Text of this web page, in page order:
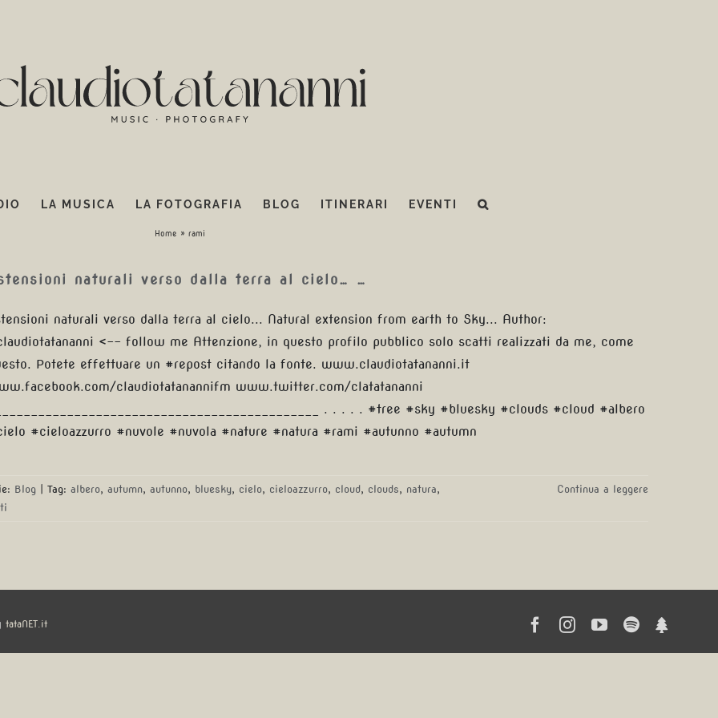
LA MUSICA LA FOTOGRAFIA BLOG ITINERARI EVENTI
rami
Home » rami
naturali verso dalla terra al cielo… …
naturali verso dalla terra al cielo... Natural extension from earth to Sky... Author:
<-- follow me Attenzione, in questo profilo pubblico solo scatti realizzati da me, come
Potete effettuare un #repost citando la fonte. www.claudiotatananni.it
claudiotatanannifm www.twitter.com/clatatananni
. . . . . #tree #sky #bluesky #clouds #cloud #albero
#cieloazzurro #nuvole #nuvola #nature #natura #rami #autunno #autumn
Blog Tag: albero, autumn, autunno, bluesky, cielo, cieloazzurro, cloud, clouds, natura,
Continua a leggere
tataNET.it Facebook
Instagram
YouTube
Spotify